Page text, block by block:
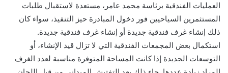
العمليات الفندقية برئاسة محمد عامر، مستعدة لاستقبال طلبات
المستثمرين السياحيين فور دخول المبادرة حيز التنفيذ، سواء كان
ذلك إنشاء غرف فندقية جديدة أو إنشاء غرف فندقية جديدة.
استكمال بعض المجمعات الفندقية التي لا تزال قيد الإنشاء، أو
التوسعات الجديدة إذا كانت المساحة المتوفرة مناسبة لعدد الغرف